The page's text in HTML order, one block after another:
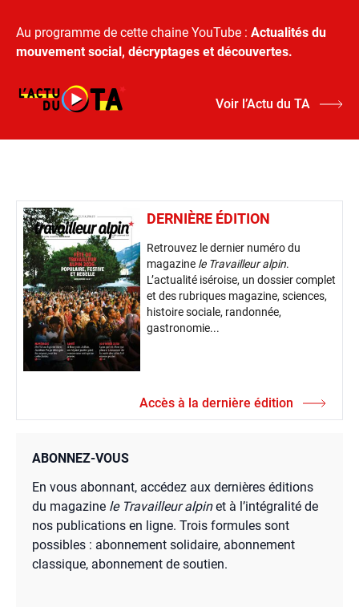
Au programme de cette chaine YouTube : Actualités du
mouvement social, décryptages et découvertes.
Voir l’Actu du TA
DERNIÈRE ÉDITION
Retrouvez le dernier numéro du
magazine le Travailleur alpin.
L’actualité iséroise, un dossier complet
et des rubriques magazine, sciences,
histoire sociale, randonnée,
gastronomie...
Accès à la dernière édition
ABONNEZ-VOUS
En vous abonnant, accédez aux dernières éditions
du magazine le Travailleur alpinet à l’intégralité de
nos publications en ligne. Trois formules sont
possibles : abonnement solidaire, abonnement
classique, abonnement de soutien.